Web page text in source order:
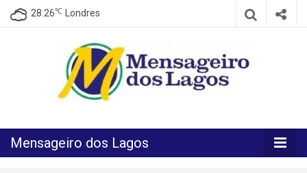
28.26℃ Londres
Mensageiro
dos Lagos
Mensageiro dos Lagos